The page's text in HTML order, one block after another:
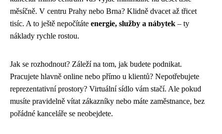
měsíčně. V centru Prahy nebo Brna? Klidně dvacet až třicet
tisíc. A to ještě nepočítáte energie, služby a nábytek – ty
náklady rychle rostou.
Jak se rozhodnout? Záleží na tom, jak budete podnikat.
Pracujete hlavně online nebo přímo u klientů? Nepotřebujete
reprezentativní prostory? Virtuální sídlo vám stačí. Ale pokud
musíte pravidelně vítat zákazníky nebo máte zaměstnance, bez
pořádné kanceláře se neobejdete.